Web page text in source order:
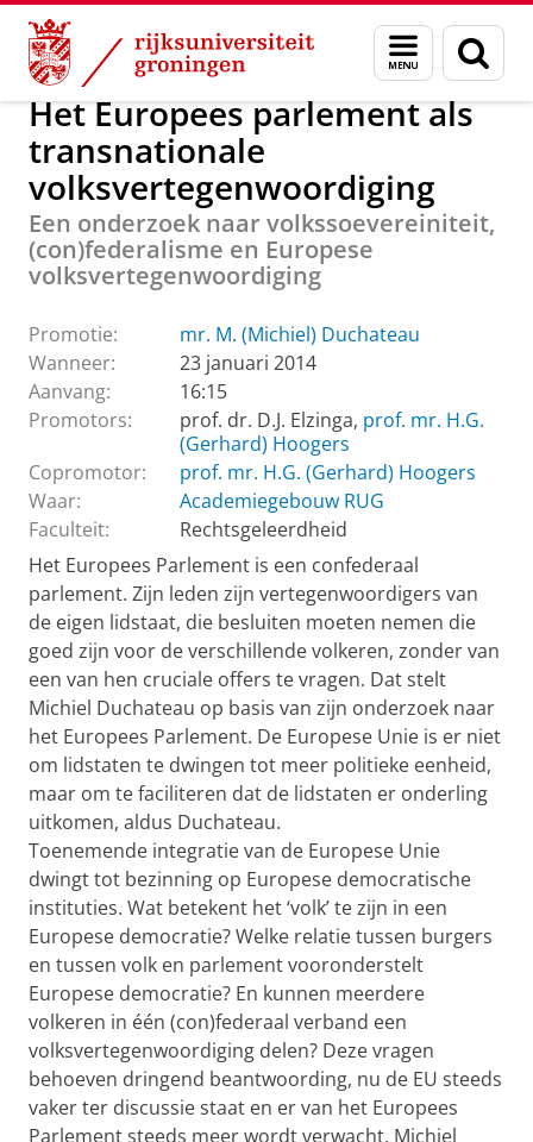
Skip
Content
Skip
Navigation
Menu
en
zoeken
Over ons Promoties Rechtsgeleerdheid
Het Europees parlement als
transnationale
volksvertegenwoordiging
Een onderzoek naar volkssoevereiniteit,
(con)federalisme en Europese
volksvertegenwoordiging
Promotie:
mr. M. (Michiel) Duchateau
Wanneer:
23 januari 2014
Aanvang:
16:15
Promotors:
prof. dr. D.J. Elzinga, prof. mr. H.G.
(Gerhard) Hoogers
Copromotor:
prof. mr. H.G. (Gerhard) Hoogers
Waar:
Academiegebouw RUG
Faculteit:
Rechtsgeleerdheid
Het Europees Parlement is een confederaal
parlement. Zijn leden zijn vertegenwoordigers van
de eigen lidstaat, die besluiten moeten nemen die
goed zijn voor de verschillende volkeren, zonder van
een van hen cruciale offers te vragen. Dat stelt
Michiel Duchateau op basis van zijn onderzoek naar
het Europees Parlement. De Europese Unie is er niet
om lidstaten te dwingen tot meer politieke eenheid,
maar om te faciliteren dat de lidstaten er onderling
uitkomen, aldus Duchateau.
Toenemende integratie van de Europese Unie
dwingt tot bezinning op Europese democratische
instituties. Wat betekent het ‘volk’ te zijn in een
Europese democratie? Welke relatie tussen burgers
en tussen volk en parlement vooronderstelt
Europese democratie? En kunnen meerdere
volkeren in één (con)federaal verband een
volksvertegenwoordiging delen? Deze vragen
behoeven dringend beantwoording, nu de EU steeds
vaker ter discussie staat en er van het Europees
Parlement steeds meer wordt verwacht. Michiel